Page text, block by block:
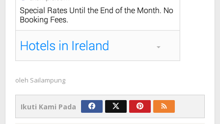
oleh Sailampung
Ikuti Kami Pada